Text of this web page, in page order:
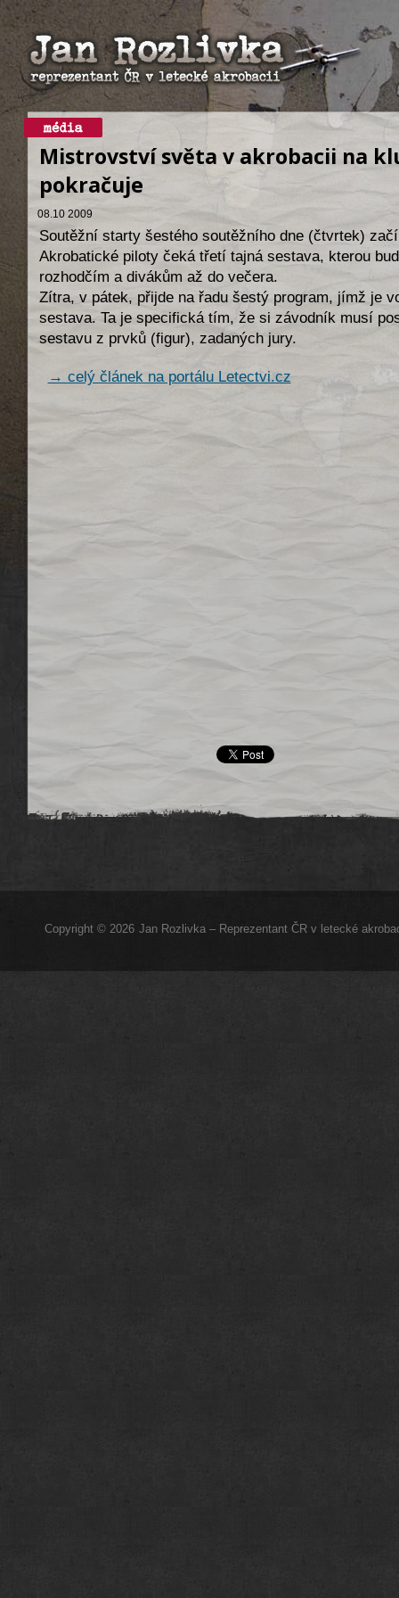
Mistrovství světa v akrobacii na
pokračuje
08.10 2009
Soutěžní starty šestého soutěžního dne (čtvrtek)
Akrobatické piloty čeká třetí tajná sestava, kterou
rozhodčím a divákům až do večera.
Zítra, v pátek, přijde na řadu šestý program, jímž je
sestava. Ta je specifická tím, že si závodník musí
sestavu z prvků (figur), zadaných jury.
→ celý článek na portálu Letectvi.cz
Copyright © 2026 Jan Rozlivka – Reprezentant ČR v letecké